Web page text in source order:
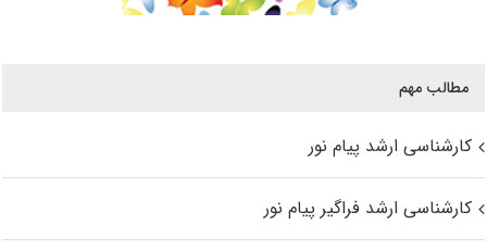
مطالب مهم
کارشناسی ارشد پیام نور
کارشناسی ارشد فراگیر پیام نور